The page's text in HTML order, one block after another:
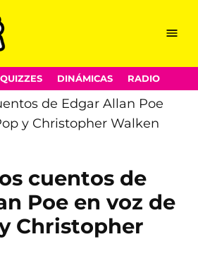
Menu
QUIZZES DINÁMICAS RADIO
cuentos de
Poe en voz de
Christopher